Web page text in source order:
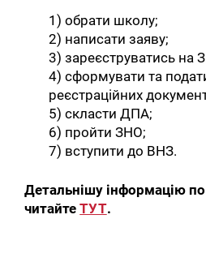
1) обрати школу;
2) написати заяву;
3) зареєструватись на
4) сформувати та
реєстраційних
5) скласти ДПА;
6) пройти ЗНО;
7) вступити до ВНЗ.
Детальнішу інформацію
читайтеТУТ.